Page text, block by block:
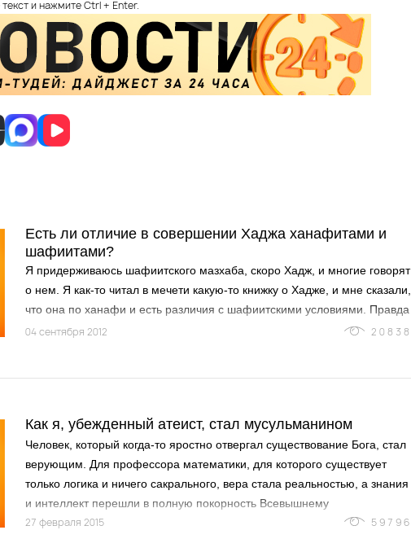
и нажмите Ctrl + Enter.
Есть ли отличие в совершении Хаджа ханафитами и
шафиитами?
Я придержива­юсь шафиитског­о мазхаба, скоро Хадж, и многие говорят
о нем. Я как-то читал в мечети какую-то книжку о Хадже, и мне сказали,
что она по ханафи и есть различия с шафиитским­и условиями. Правда
ли это? Есть ли разница в фардах Хаджа между нами и ханафитами­?
04 сентября 2012 20838
Как я, убежденный атеист, стал мусульманином
Человек, который когда-то яростно отвергал существование Бога, стал
верующим. Для профессора математики, для которого существует
только логика и ничего сакрального, вера стала реальностью, а знания
и интеллект перешли в полную покорность Всевышнему
27 февраля 2015 59796